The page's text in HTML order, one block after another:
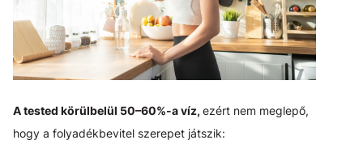
A tested körülbelül 50–60%-a víz, ezért nem meglepő,
hogy a folyadékbevitel szerepet játszik: